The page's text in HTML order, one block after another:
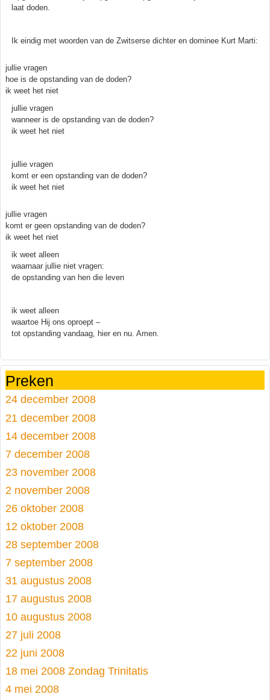
laat doden.
Ik eindig met woorden van de Zwitserse dichter en dominee Kurt Marti:
jullie vragen
hoe is de opstanding van de doden?
ik weet het niet
jullie vragen
wanneer is de opstanding van de doden?
ik weet het niet
jullie vragen
komt er een opstanding van de doden?
ik weet het niet
jullie vragen
komt er geen opstanding van de doden?
ik weet het niet
ik weet alleen
waarnaar jullie niet vragen:
de opstanding van hen die leven
ik weet alleen
waartoe Hij ons oproept –
tot opstanding vandaag, hier en nu. Amen.
Preken
24 december 2008
21 december 2008
14 december 2008
7 december 2008
23 november 2008
2 november 2008
26 oktober 2008
12 oktober 2008
28 september 2008
7 september 2008
31 augustus 2008
17 augustus 2008
10 augustus 2008
27 juli 2008
22 juni 2008
18 mei 2008 Zondag Trinitatis
4 mei 2008